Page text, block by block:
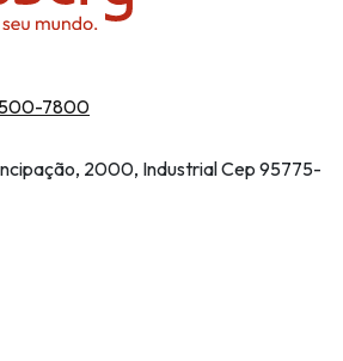
7800
2000, Industrial Cep 95775-